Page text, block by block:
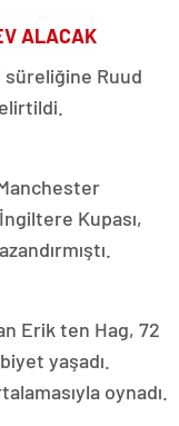
ALACAK
süreliğine Ruud
Kupası,
Erik ten Hag, 72
yaşadı.
oynadı.